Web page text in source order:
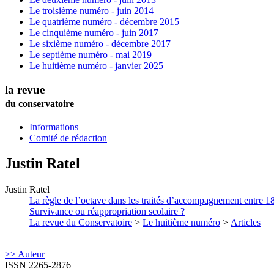
Le troisième numéro - juin 2014
Le quatrième numéro - décembre 2015
Le cinquième numéro - juin 2017
Le sixième numéro - décembre 2017
Le septième numéro - mai 2019
Le huitième numéro - janvier 2025
la revue
du conservatoire
Informations
Comité de rédaction
Justin Ratel
Justin Ratel
La règle de l’octave dans les traités d’accompagnement entre
Survivance ou réappropriation scolaire ?
La revue du Conservatoire > Le huitième numéro > Articles
>> Auteur
ISSN 2265-2876